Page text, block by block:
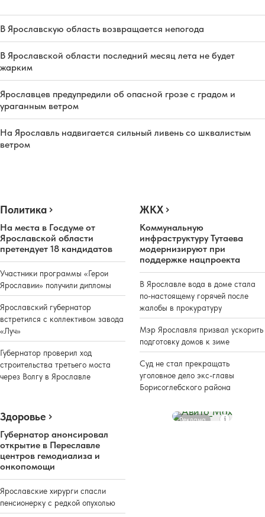
В Ярославскую область возвращается непогода
В Ярославской области последний месяц лета не будет
жарким
Ярославцев предупредили об опасной грозе с градом и
ураганным ветром
На Ярославль надвигается сильный ливень со шквалистым
ветром
Политика
На места в Госдуме от
Ярославской области
претендует 18 кандидатов
Участники программы «Герои
Ярославии» получили дипломы
Ярославский губернатор
встретился с коллективом завода
«Луч»
Губернатор проверил ход
строительства третьего моста
через Волгу в Ярославле
ЖКХ
Коммунальную
инфраструктуру Тутаева
модернизируют при
поддержке нацпроекта
В Ярославле вода в доме стала
по-настоящему горячей после
жалобы в прокуратуру
Мэр Ярославля призвал ускорить
подготовку домов к зиме
Суд не стал прекращать
уголовное дело экс-главы
Борисоглебского района
Здоровье
Губернатор анонсировал
открытие в Переславле
центров гемодиализа и
онкопомощи
Ярославские хирурги спасли
пенсионерку с редкой опухолью
Реклама